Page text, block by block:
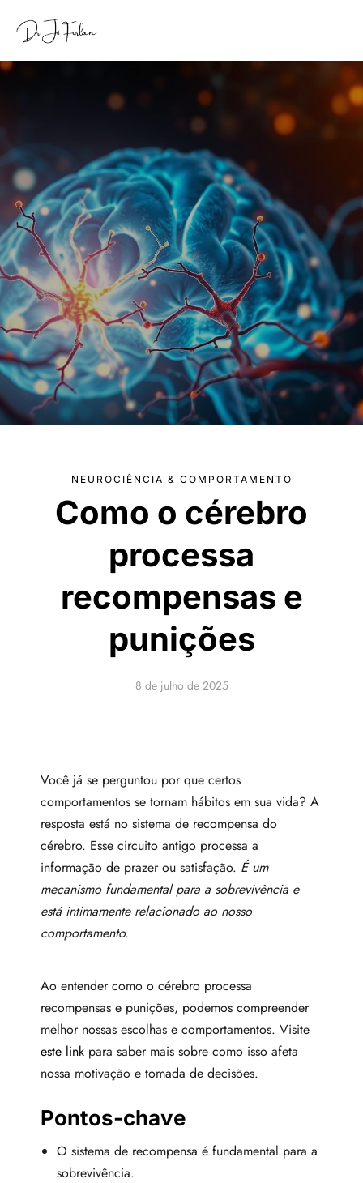
NEUROCIÊNCIA & COMPORTAMENTO
Como o cérebro
processa
recompensas e
punições
8 de julho de 2025
Você já se perguntou por que certos
comportamentos se tornam hábitos em sua vida? A
resposta está no sistema de recompensa do
cérebro. Esse circuito antigo processa a
informação de prazer ou satisfação. É um
mecanismo fundamental para a sobrevivência e
está intimamente relacionado ao nosso
comportamento.
Ao entender como o cérebro processa
recompensas e punições, podemos compreender
melhor nossas escolhas e comportamentos. Visite
este link para saber mais sobre como isso afeta
nossa motivação e tomada de decisões.
Pontos-chave
O sistema de recompensa é fundamental para a
sobrevivência.